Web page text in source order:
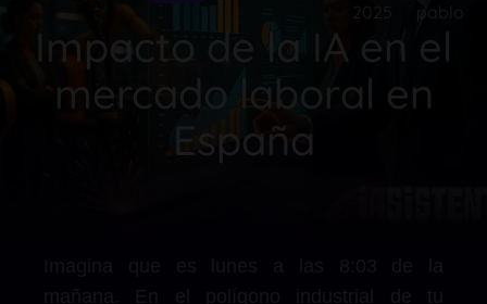
2025
pablo
Impacto de la IA en el
mercado laboral en
España